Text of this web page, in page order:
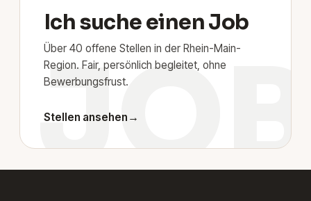
Ich suche einenJob
Über 40 offene Stellen in der Rhein-Main-
Region. Fair, persönlich begleitet, ohne
Bewerbungsfrust.
Stellen ansehen →
JOB